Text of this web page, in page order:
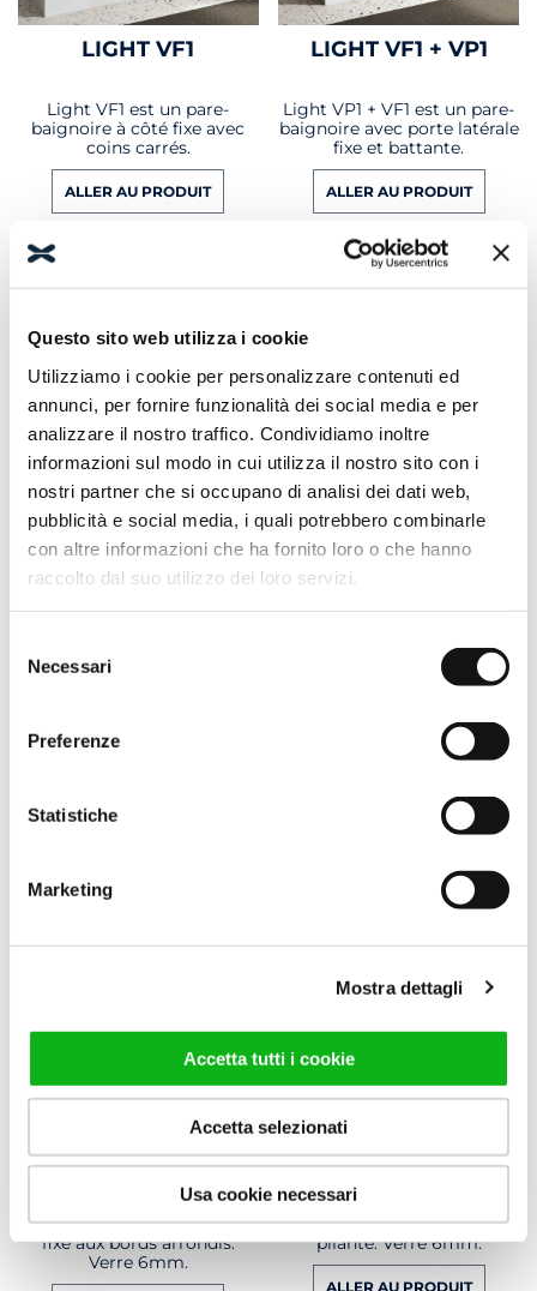
Questo sito web utilizza i cookie
Utilizziamo i cookie per personalizzare contenuti ed
annunci, per fornire funzionalità dei social media e per
analizzare il nostro traffico. Condividiamo inoltre
informazioni sul modo in cui utilizza il nostro sito con i
nostri partner che si occupano di analisi dei dati web,
pubblicità e social media, i quali potrebbero combinarle
con altre informazioni che ha fornito loro o che hanno
raccolto dal suo utilizzo dei loro servizi.
delNecessari
Preferenze
Statistiche
Marketing
Mostra dettagli
Accetta tutti i cookie
Accetta selezionati
Usa cookie necessari
LIGHT VF1
Light VF1 est un pare-
baignoire à côté fixe avec
coins carrés.
ALLER AU PRODUIT
LIGHT VF1 + VP1
Light VP1 + VF1 est un pare-
baignoire avec porte latérale
fixe et battante.
ALLER AU PRODUIT
LIGHT VP2
Pare-baignoire composé
ALLER AU PRODUIT
LIGHT VP1 + VP2
Pare-baignoire avec double
ALLER AU PRODUIT
LIGHT V
Pare-baignoire avec un côté
fixe aux bords arrondis.
Verre 6mm.
LIGHT VS
Pare-baignoire avec porte
pliante. Verre 6mm.
ALLER AU PRODUIT